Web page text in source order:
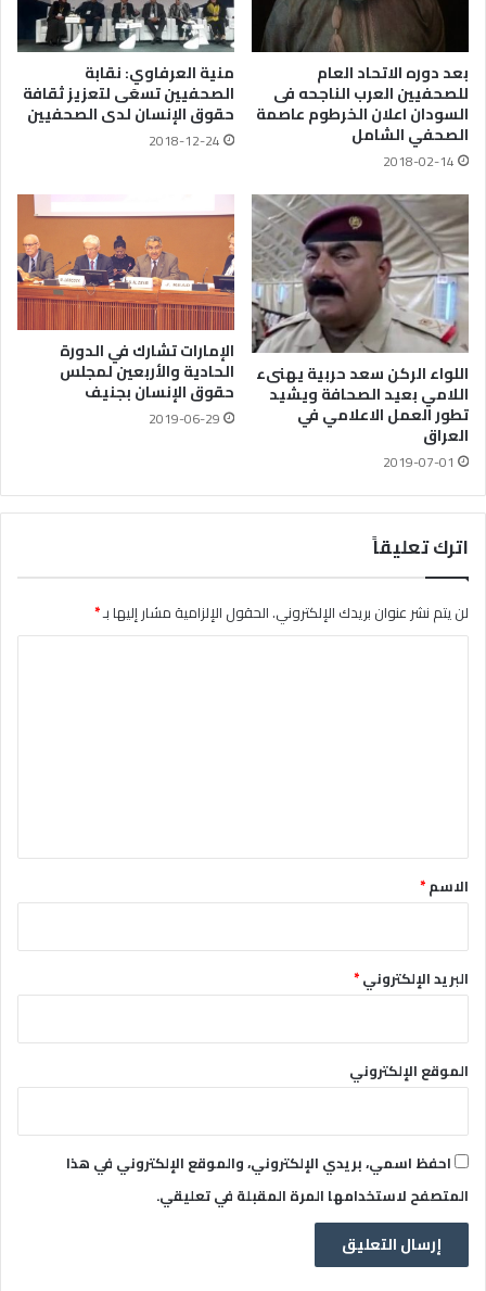
بعد دوره الاتحاد العام
للصحفيين العرب الناجحه فى
السودان اعلان الخرطوم عاصمة
الصحفي الشامل
2018-02-14
منية العرفاوي: نقابة
الصحفيين تسعَى لتعزيز ثقافة
حقوق الإنسان لدى الصحفيين
2018-12-24
اللواء الركن سعد حربية يهنىء
اللامي بعيد الصحافة ويشيد
تطور العمل الاعلامي في
العراق
2019-07-01
الإمارات تشارك في الدورة
الحادية والأربعين لمجلس
حقوق الإنسان بجنيف
2019-06-29
اترك تعليقاً
لن يتم نشر عنوان بريدك الإلكتروني.الحقول الإلزامية مشار إليها بـ*
*الاسم*
البريد الإلكتروني*
الموقع الإلكتروني
احفظ اسمي، بريدي الإلكتروني، والموقع الإلكتروني في هذا
المتصفح لاستخدامها المرة المقبلة في تعليقي.